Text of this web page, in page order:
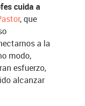
cuida a
, que
a la
modo,
esfuerzo,
alcanzar